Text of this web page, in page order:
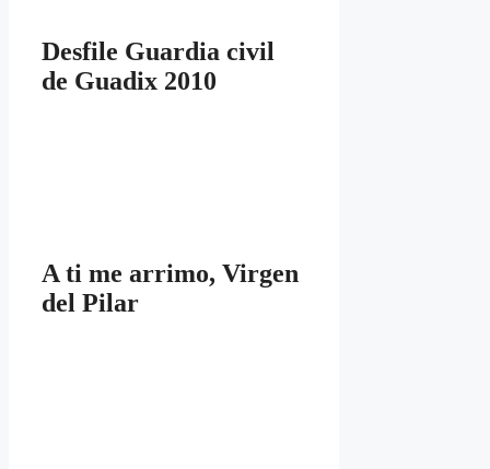
Desfile Guardia civil
de Guadix 2010
A ti me arrimo, Virgen
del Pilar